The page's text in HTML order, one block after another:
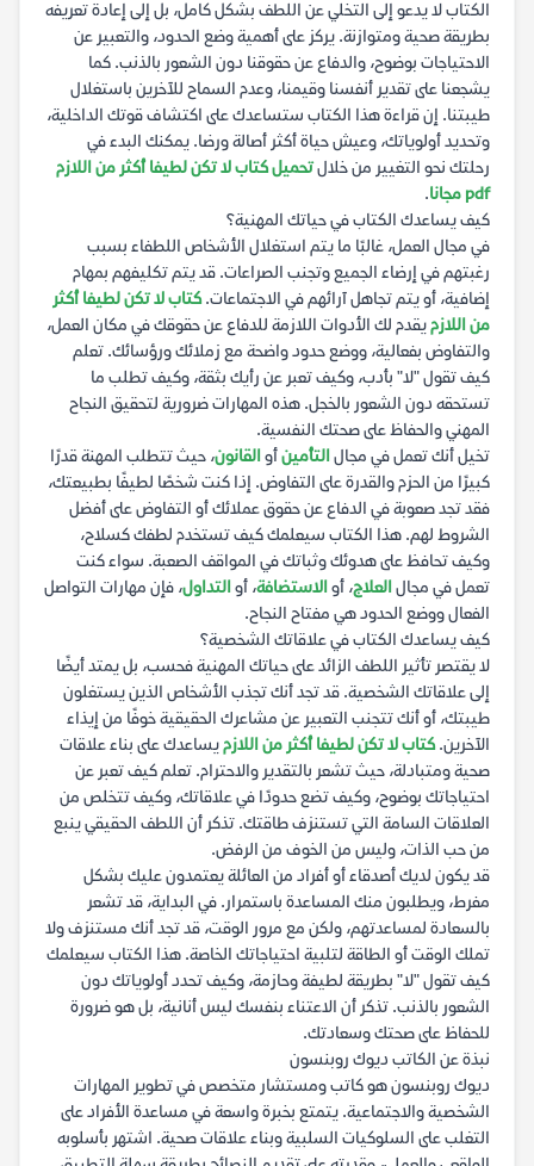
الكتاب لا يدعو إلى التخلي عن اللطف بشكل كامل، بل إلى إعادة تعريفه
بطريقة صحية ومتوازنة. يركز على أهمية وضع الحدود، والتعبير عن
الاحتياجات بوضوح، والدفاع عن حقوقنا دون الشعور بالذنب. كما
يشجعنا على تقدير أنفسنا وقيمنا، وعدم السماح للآخرين باستغلال
طيبتنا. إن قراءة هذا الكتاب ستساعدك على اكتشاف قوتك الداخلية،
وتحديد أولوياتك، وعيش حياة أكثر أصالة ورضا. يمكنك البدء في
رحلتك نحو التغيير من خلالتحميل كتاب لا تكن لطيفا أكثر من اللازم
pdf مجانا
.
كيف يساعدك الكتاب في حياتك المهنية؟
في مجال العمل، غالبًا ما يتم استغلال الأشخاص اللطفاء بسبب
رغبتهم في إرضاء الجميع وتجنب الصراعات. قد يتم تكليفهم بمهام
إضافية، أو يتم تجاهل آرائهم في الاجتماعات.كتاب لا تكن لطيفا أكثر
من اللازميقدم لك الأدوات اللازمة للدفاع عن حقوقك في مكان العمل،
والتفاوض بفعالية، ووضع حدود واضحة مع زملائك ورؤسائك. تعلم
كيف تقول "لا" بأدب، وكيف تعبر عن رأيك بثقة، وكيف تطلب ما
تستحقه دون الشعور بالخجل. هذه المهارات ضرورية لتحقيق النجاح
المهني والحفاظ على صحتك النفسية.
تخيل أنك تعمل في مجالالتأمينأوالقانون، حيث تتطلب المهنة قدرًا
كبيرًا من الحزم والقدرة على التفاوض. إذا كنت شخصًا لطيفًا بطبيعتك،
فقد تجد صعوبة في الدفاع عن حقوق عملائك أو التفاوض على أفضل
الشروط لهم. هذا الكتاب سيعلمك كيف تستخدم لطفك كسلاح،
وكيف تحافظ على هدوئك وثباتك في المواقف الصعبة. سواء كنت
تعمل في مجالالعلاج، أوالاستضافة، أوالتداول، فإن مهارات التواصل
الفعال ووضع الحدود هي مفتاح النجاح.
كيف يساعدك الكتاب في علاقاتك الشخصية؟
لا يقتصر تأثير اللطف الزائد على حياتك المهنية فحسب، بل يمتد أيضًا
إلى علاقاتك الشخصية. قد تجد أنك تجذب الأشخاص الذين يستغلون
طيبتك، أو أنك تتجنب التعبير عن مشاعرك الحقيقية خوفًا من إيذاء
الآخرين.كتاب لا تكن لطيفا أكثر من اللازميساعدك على بناء علاقات
صحية ومتبادلة، حيث تشعر بالتقدير والاحترام. تعلم كيف تعبر عن
احتياجاتك بوضوح، وكيف تضع حدودًا في علاقاتك، وكيف تتخلص من
العلاقات السامة التي تستنزف طاقتك. تذكر أن اللطف الحقيقي ينبع
من حب الذات، وليس من الخوف من الرفض.
قد يكون لديك أصدقاء أو أفراد من العائلة يعتمدون عليك بشكل
مفرط، ويطلبون منك المساعدة باستمرار. في البداية، قد تشعر
بالسعادة لمساعدتهم، ولكن مع مرور الوقت، قد تجد أنك مستنزف ولا
تملك الوقت أو الطاقة لتلبية احتياجاتك الخاصة. هذا الكتاب سيعلمك
كيف تقول "لا" بطريقة لطيفة وحازمة، وكيف تحدد أولوياتك دون
الشعور بالذنب. تذكر أن الاعتناء بنفسك ليس أنانية، بل هو ضرورة
للحفاظ على صحتك وسعادتك.
نبذة عن الكاتب ديوك روبنسون
ديوك روبنسون هو كاتب ومستشار متخصص في تطوير المهارات
الشخصية والاجتماعية. يتمتع بخبرة واسعة في مساعدة الأفراد على
التغلب على السلوكيات السلبية وبناء علاقات صحية. اشتهر بأسلوبه